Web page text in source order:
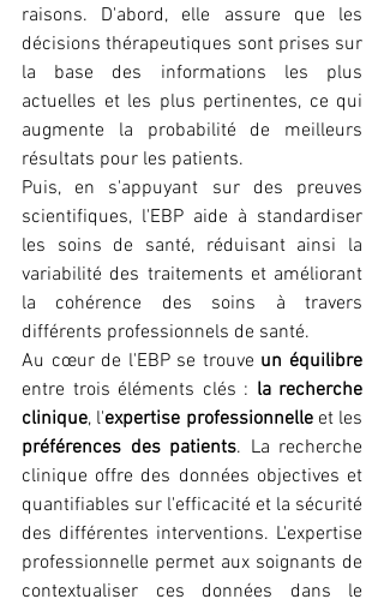
raisons. D'abord, elle assure que les
décisions thérapeutiques sont prises sur
la base des informations les plus
actuelles et les plus pertinentes, ce qui
augmente la probabilité de meilleurs
résultats pour les patients.
Puis, en s'appuyant sur des preuves
scientifiques, l'EBP aide à standardiser
les soins de santé, réduisant ainsi la
variabilité des traitements et améliorant
la cohérence des soins à travers
différents professionnels de santé.
Au cœur de l'EBP se trouve un équilibre
entre trois éléments clés : la recherche
clinique, l'expertise professionnelle
préférences des patients. La recherche
clinique offre des données objectives et
quantifiables sur l'efficacité et la sécurité
des différentes interventions. L'expertise
professionnelle permet aux soignants de
contextualiser ces données dans le